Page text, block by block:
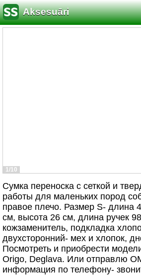
Aksesuāri
1/10
Сумка переноска с сеткой и
работы для маленьких пород
правое плечо. Размер S- длина
см, высота 26 см, длина ручек
кожзаменитель, подкладка
двухсторонний- мех и хлопок,
Посмотреть и приобрести
Origo, Deglava. Или отправлю
информация по телефону-